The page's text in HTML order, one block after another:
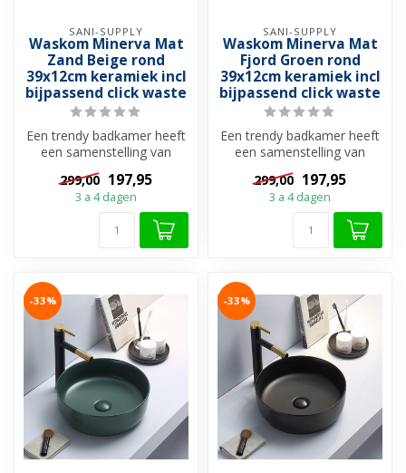
SANI-SUPPLY
Waskom Minerva Mat
Zand Beige rond
39x12cm keramiek incl
bijpassend click waste
Een trendy badkamer heeft
een samenstelling van
mooiste c...
299,00 197,95
3 a 4 dagen
SANI-SUPPLY
Waskom Minerva Mat
Fjord Groen rond
39x12cm keramiek incl
bijpassend click waste
Een trendy badkamer heeft
een samenstelling van
mooiste c...
299,00 197,95
3 a 4 dagen
-33% -33%